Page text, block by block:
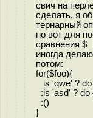
свич на
сделать, я
тернарный
но вот для
сравнения
иногда
потом:
for($foo){
is 'qwe' ? do
:is 'asd' ? do
:()
}